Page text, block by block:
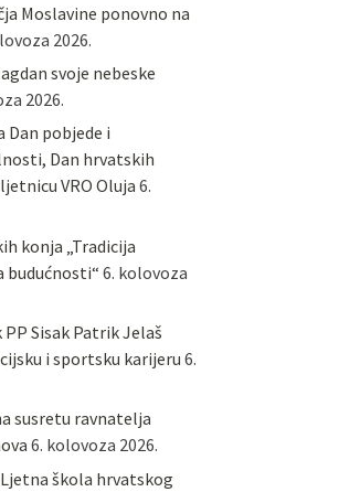
Moslavine ponovno na
2026.
svoje nebeske
2026.
Dan pobjede i
Dan hrvatskih
VRO Oluja 6.
konja „Tradicija
6. kolovoza
Sisak Patrik Jelaš
i sportsku karijeru 6.
susretu ravnatelja
6. kolovoza 2026.
škola hrvatskog